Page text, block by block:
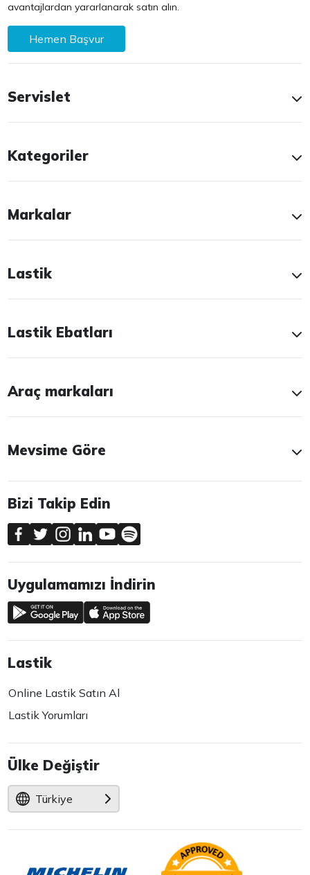
avantajlardan yararlanarak satın alın.
Hemen Başvur
Servislet
Kategoriler
Markalar
Lastik
Lastik Ebatları
Araç markaları
Mevsime Göre
Bizi Takip Edin
Uygulamamızı İndirin
Lastik
Online Lastik Satın Al
Lastik Yorumları
Ülke Değiştir
Türkiye